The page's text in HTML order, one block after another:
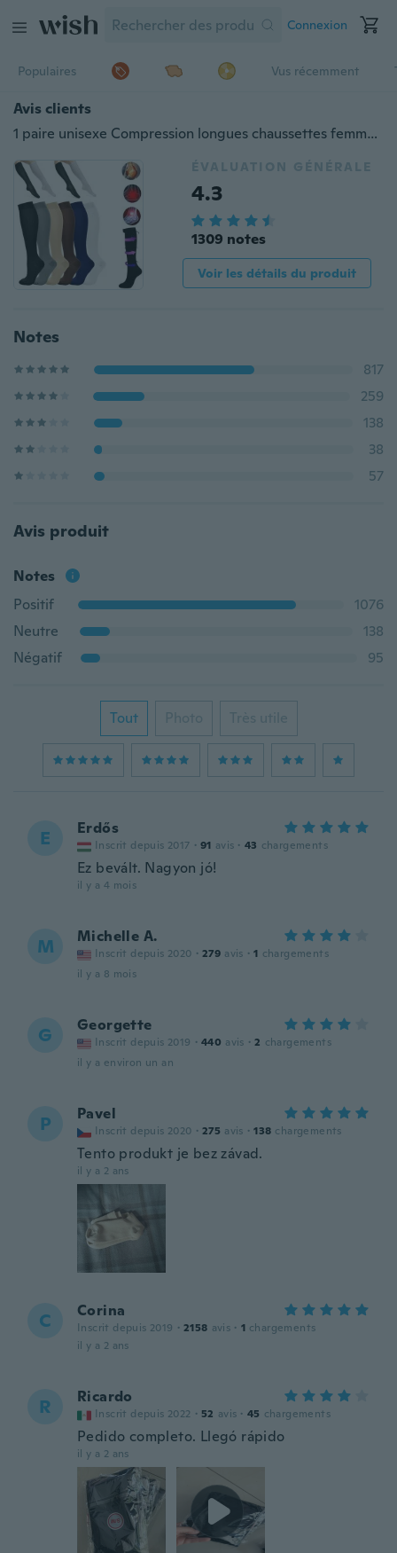
Connexion
Populaires Vus récemment
Avis clients
1 paire unisexe Compression longues chaussettes femmes hommes pression varices jambe soulagement douleur genou haut bas S-XXXL
ÉVALUATION GÉNÉRALE
4.3
1309 notes
Voir les détails du produit
Notes
817
259
138
38
57
Avis produit
Notes
Positif
1076
Neutre
138
Négatif
95
Tout Photo Très utile
E Erdős
Inscrit depuis 2017 · 91 avis · 43 chargements
Ez bevált. Nagyon jó!
il y a 4 mois
M Michelle A.
Inscrit depuis 2020 · 279 avis · 1 chargements
il y a 8 mois
G Georgette
Inscrit depuis 2019 · 440 avis · 2 chargements
il y a environ un an
P Pavel
Inscrit depuis 2020 · 275 avis · 138 chargements
Tento produkt je bez závad.
il y a 2 ans
C Corina
Inscrit depuis 2019 · 2158 avis · 1 chargements
il y a 2 ans
R Ricardo
Inscrit depuis 2022 · 52 avis · 45 chargements
Pedido completo. Llegó rápido
il y a 2 ans